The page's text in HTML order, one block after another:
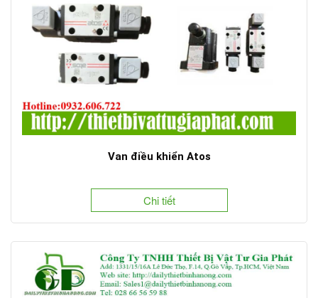
Van điều khiển Atos
Chi tiết